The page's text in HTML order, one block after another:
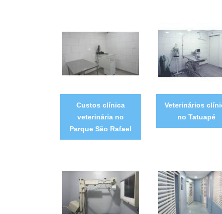
Custos clínica
veterinária no
Parque São Rafael
Veterinários
no Tatuapé